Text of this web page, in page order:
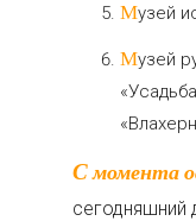
Музей
Музей русской усадебной культуры
С момента основания Музея и по
сегодняшний